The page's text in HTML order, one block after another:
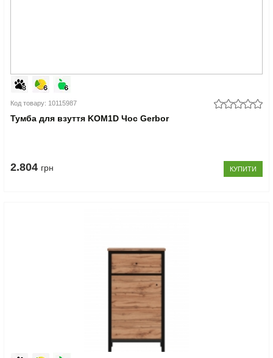
Код товару: 10115987
Тумба для взуття KOM1D Чос Gerbor
2.804 грн КУПИТИ